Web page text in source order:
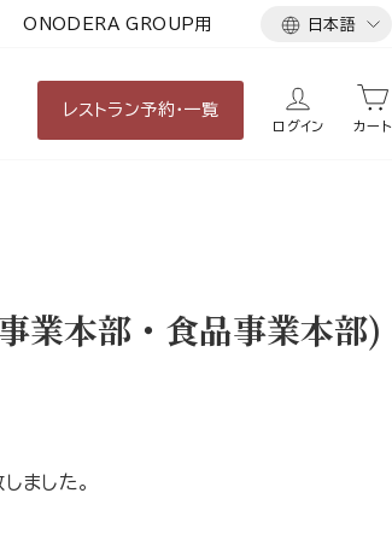
ONODERA GROUP用
言
日本語
レストラン予約・一覧
ログイン カート
業本部・食品事業本部)
ました。